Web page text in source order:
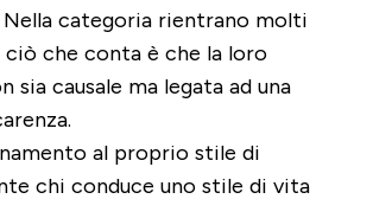
Nella categoria rientrano molti
che conta è che la loro
sia causale ma legata ad una
al proprio stile di
chi conduce uno stile di vita